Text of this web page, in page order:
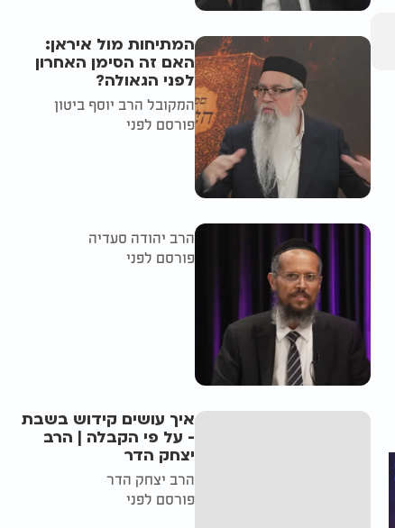
המתיחות מול איראן:
האם זה הסימן האחרון
לפני הגאולה?
המקובל הרב יוסף ביטון
פורסם לפני
הרב יהודה סעדיה
פורסם לפני
איך עושים קידוש בשבת
- על פי הקבלה | הרב
יצחק הדר
הרב יצחק הדר
פורסם לפני